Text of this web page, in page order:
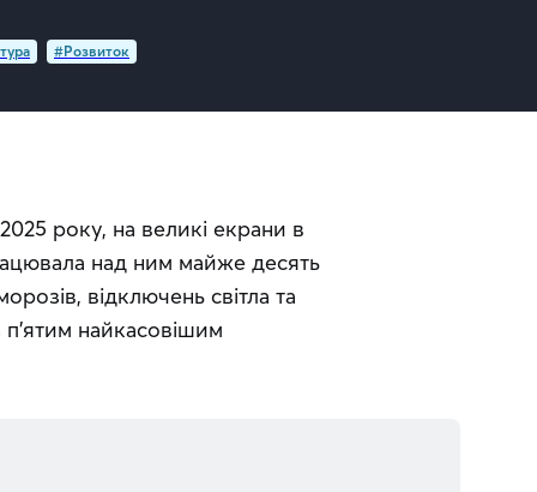
#Розвиток
року, на великі екрани в
над ним майже десять
відключень світла та
найкасовішим